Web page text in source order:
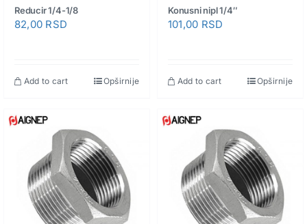
Reducir 1/4-1/8
82,00 RSD
Add to cart Opširnije
Konusni nipl 1/4″
101,00 RSD
Add to cart Opširnije